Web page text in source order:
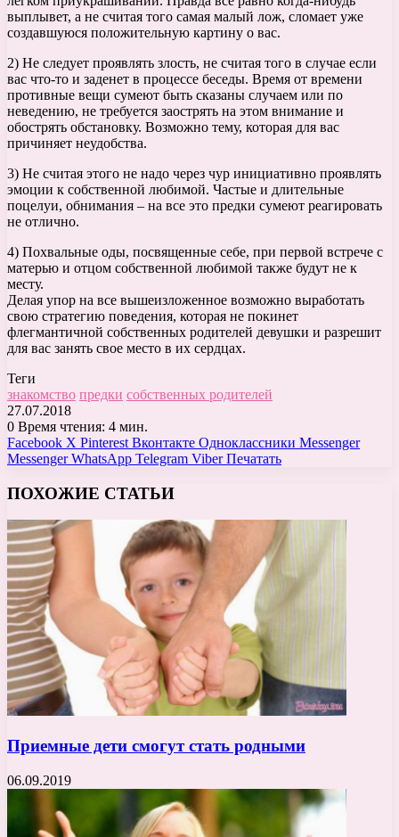
выплывет, а не считая того самая малый лож, сломает уже
создавшуюся положительную картину о вас.
2) Не следует проявлять злость, не считая того в случае если
вас что-то и заденет в процессе беседы. Время от времени
противные вещи сумеют быть сказаны случаем или по
неведению, не требуется заострять на этом внимание и
обострять обстановку. Возможно тему, которая для вас
причиняет неудобства.
3) Не считая этого не надо через чур инициативно проявлять
эмоции к собственной любимой. Частые и длительные
поцелуи, обнимания – на все это предки сумеют реагировать
не отлично.
4) Похвальные оды, посвященные себе, при первой встрече с
матерью и отцом собственной любимой также будут не к
месту.
Делая упор на все вышеизложенное возможно выработать
свою стратегию поведения, которая не покинет
флегмантичной собственных родителей девушки и разрешит
для вас занять свое место в их сердцах.
Теги
знакомство предки собственных родителей
27.07.2018
0 Время чтения: 4 мин.
Facebook X Pinterest Вконтакте Одноклассники Messenger
Messenger WhatsApp Telegram Viber Печатать
ПОХОЖИЕ СТАТЬИ
Приемные дети смогут стать родными
06.09.2019